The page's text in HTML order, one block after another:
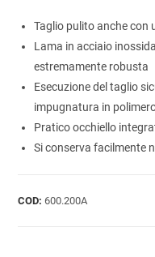
Taglio pulito anche con
Lama in acciaio
estremamente robusta
Esecuzione del taglio
impugnatura in
Pratico occhiello
Si conserva facilmente
COD:600.200A